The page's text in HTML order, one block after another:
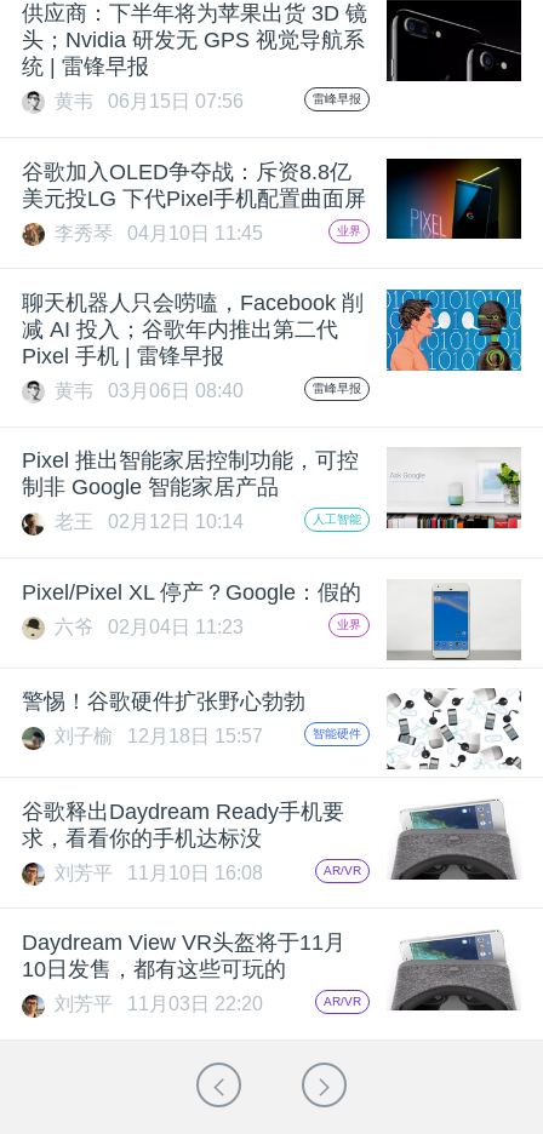
供应商：下半年将为苹果出货 3D 镜
头；Nvidia 研发无 GPS 视觉导航系
统 | 雷锋早报
黄韦 06月15日 07:56 雷峰早报
谷歌加入OLED争夺战：斥资8.8亿
美元投LG 下代Pixel手机配置曲面屏
李秀琴 04月10日 11:45 业界
聊天机器人只会唠嗑，Facebook 削
减 AI 投入；谷歌年内推出第二代
Pixel 手机 | 雷锋早报
黄韦 03月06日 08:40 雷峰早报
Pixel 推出智能家居控制功能，可控
制非 Google 智能家居产品
老王 02月12日 10:14 人工智能
Pixel/Pixel XL 停产？Google：假的
六爷 02月04日 11:23 业界
警惕！谷歌硬件扩张野心勃勃
刘子榆 12月18日 15:57 智能硬件
谷歌释出Daydream Ready手机要
求，看看你的手机达标没
刘芳平 11月10日 16:08 AR/VR
Daydream View VR头盔将于11月
10日发售，都有这些可玩的
刘芳平 11月03日 22:20 AR/VR